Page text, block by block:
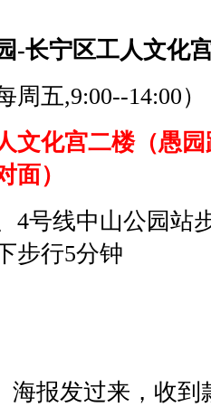
-长宁区工人文化
周五,9:00--14:00）
文化宫二楼（愚
面）
4号线中山公园站
步行5分钟
海报发过来，收到